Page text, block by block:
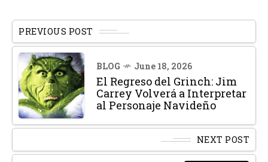
PREVIOUS POST
BLOG June 18, 2026
El Regreso del Grinch: Jim
Carrey Volverá a Interpretar
al Personaje Navideño
NEXT POST